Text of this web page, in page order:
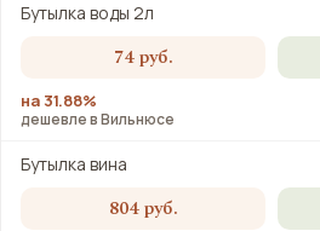
Бутылка воды 2л
74 руб.
на 31.88%
дешевле в Вильнюсе
Бутылка вина
804 руб.